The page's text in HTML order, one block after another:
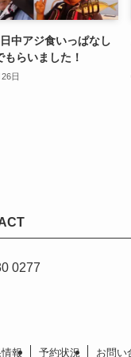
中アジ食いっぱなし
もらいました！
日
0277
報 予約状況 お問い